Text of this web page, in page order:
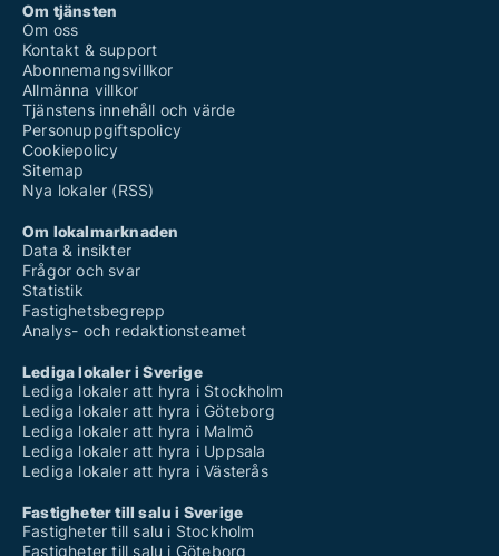
Om tjänsten
Om oss
Kontakt & support
Abonnemangsvillkor
Allmänna villkor
Tjänstens innehåll och värde
Personuppgiftspolicy
Cookiepolicy
Sitemap
Nya lokaler (RSS)
Om lokalmarknaden
Data & insikter
Frågor och svar
Statistik
Fastighetsbegrepp
Analys- och redaktionsteamet
Lediga lokaler i Sverige
Lediga lokaler att hyra i Stockholm
Lediga lokaler att hyra i Göteborg
Lediga lokaler att hyra i Malmö
Lediga lokaler att hyra i Uppsala
Lediga lokaler att hyra i Västerås
Fastigheter till salu i Sverige
Fastigheter till salu i Stockholm
Fastigheter till salu i Göteborg